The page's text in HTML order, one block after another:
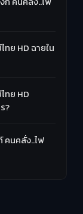
ทย HD ฉายใน
ทย HD
?
คนคลั่ง..ไฟ